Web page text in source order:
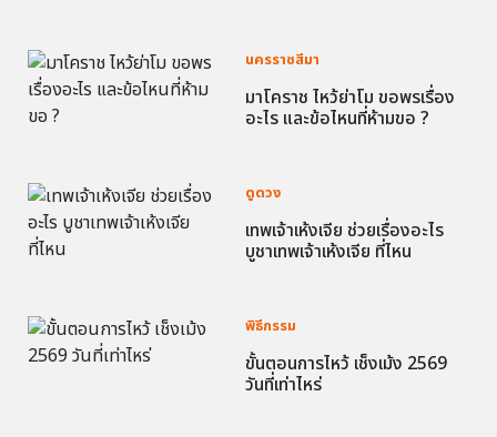
นครราชสีมา
มาโคราช ไหว้ย่าโม ขอพรเรื่อง
อะไร และข้อไหนที่ห้ามขอ ?
ดูดวง
เทพเจ้าเห้งเจีย ช่วยเรื่องอะไร
บูชาเทพเจ้าเห้งเจีย ที่ไหน
พิธีกรรม
ขั้นตอนการไหว้ เช็งเม้ง 2569
วันที่เท่าไหร่